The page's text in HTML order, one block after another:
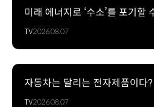
미래 에너지로 ‘수소’를 포기할
TV2026.08.07
자동차는 달리는 전자제품이다?
TV2026.08.07